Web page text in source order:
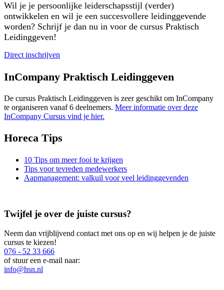
Wil je je persoonlijke leiderschapsstijl (verder)
ontwikkelen en wil je een succesvollere leidinggevende
worden? Schrijf je dan nu in voor de cursus Praktisch
Leidinggeven!
Direct inschrijven
InCompany Praktisch Leidinggeven
De cursus Praktisch Leidinggeven is zeer geschikt om InCompany
te organiseren vanaf 6 deelnemers. Meer informatie over deze
InCompany Cursus vind je hier.
Horeca Tips
10 Tips om meer fooi te krijgen
Tips voor tevreden medewerkers
Aapmanagement: valkuil voor veel leidinggevenden
Twijfel je over de juiste cursus?
Neem dan vrijblijvend contact met ons op en wij helpen je de juiste
cursus te kiezen!
076 - 52 33 666
of stuur een e-mail naar:
info@hsn.nl